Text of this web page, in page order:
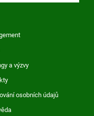
a výzvy
osobních údajů